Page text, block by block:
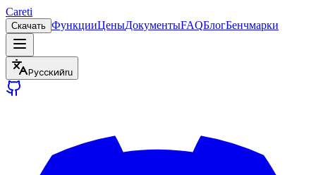
Careti
Скачать ФункцииЦеныДокументыFAQБлогБенчмарки
Русскийru